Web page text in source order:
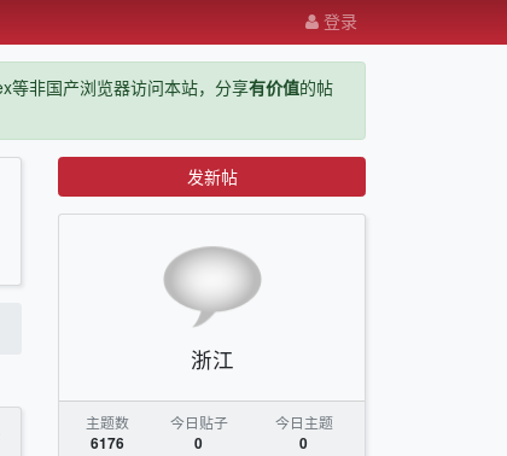
登录
等非国产浏览器访问本站，分享有价值的帖
发新帖
浙江
主题数
6176
今日贴子
0
今日主题
0